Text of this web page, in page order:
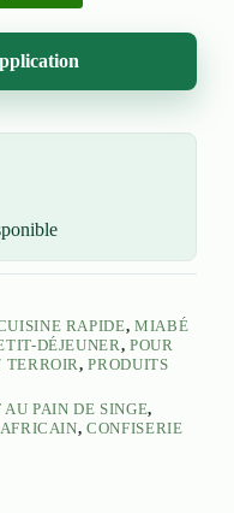
RAPIDE,MIABÉ
DÉJEUNER,POUR
TERROIR,PRODUITS
PAIN DE SINGE,
,CONFISERIE